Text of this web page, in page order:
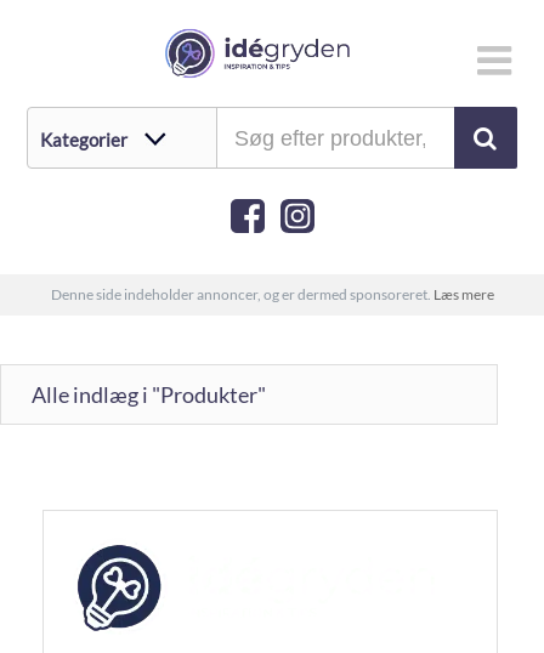
Denne side indeholder annoncer, og er dermed sponsoreret. Læs mere
Alle indlæg i "Produkter"